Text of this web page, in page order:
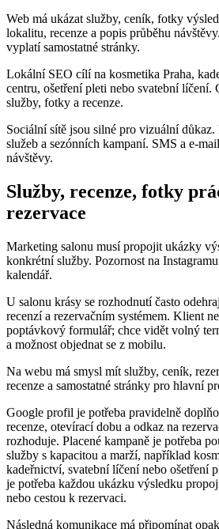
Web má ukázat služby, ceník, fotky
lokalitu, recenze a popis průběhu
vyplatí samostatné stránky.
Lokální SEO cílí na kosmetika Praha,
centru, ošetření pleti nebo svatební
služby, fotky a recenze.
Sociální sítě jsou silné pro vizuální
služeb a sezónních kampaní. SMS a e-
návštěvy.
Služby, recenze, fotky
rezervace
Marketing salonu musí propojit ukázky
konkrétní služby. Pozornost na
kalendář.
U salonu krásy se rozhodnutí často
recenzí a rezervačním systémem. Klient
poptávkový formulář; chce vidět volný
a možnost objednat se z mobilu.
Na webu má smysl mít služby, ceník,
recenze a samostatné stránky pro hlavní
Google profil je potřeba pravidelně
recenze, otevírací dobu a odkaz na
rozhoduje. Placené kampaně je potřeba
služby s kapacitou a marží, například
kadeřnictví, svatební líčení nebo ošetření
je potřeba každou ukázku výsledku
nebo cestou k rezervaci.
Následná komunikace má připomínat